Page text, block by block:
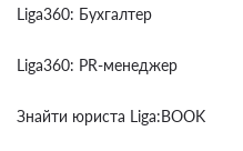
Liga360: Бухгалтер
Liga360: PR-менеджер
Знайти юриста Liga:BOOK